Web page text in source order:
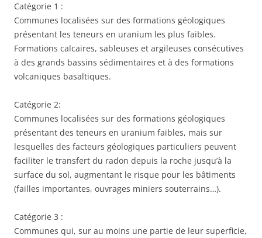
Catégorie 1 :
Communes localisées sur des formations géologiques
présentant les teneurs en uranium les plus faibles.
Formations calcaires, sableuses et argileuses consécutives
à des grands bassins sédimentaires et à des formations
volcaniques basaltiques.
Catégorie 2:
Communes localisées sur des formations géologiques
présentant des teneurs en uranium faibles, mais sur
lesquelles des facteurs géologiques particuliers peuvent
faciliter le transfert du radon depuis la roche jusqu’à la
surface du sol, augmentant le risque pour les bâtiments
(failles importantes, ouvrages miniers souterrains…).
Catégorie 3 :
Communes qui, sur au moins une partie de leur superficie,